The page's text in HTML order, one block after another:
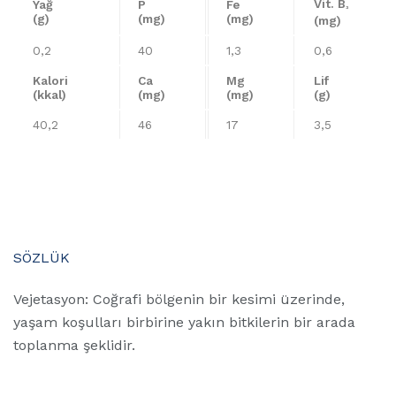
Yağ
(g)
P
(mg)
Fe
(mg)
Vit. B³
(mg)
0,2 40 1,3 0,6
Kalori
(kkal)
Ca
(mg)
Mg
(mg)
Lif
(g)
40,2 46 17 3,5
SÖZLÜK
Vejetasyon: Coğrafi bölgenin bir kesimi üzerinde,
yaşam koşulları birbirine yakın bitkilerin bir arada
toplanma şeklidir.